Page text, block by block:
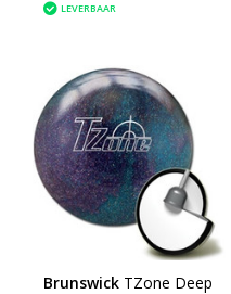
LEVERBAAR
Brunswick TZone Deep